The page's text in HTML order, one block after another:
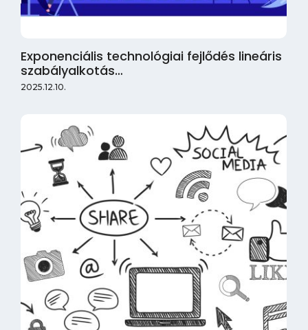
Exponenciális technológiai fejlődés lineáris
szabályalkotás…
2025.12.10.